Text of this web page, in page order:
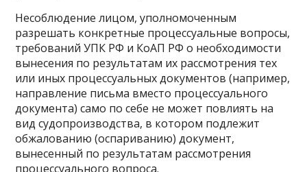
Несоблюдение лицом, уполномоченным
разрешать конкретные процессуальные вопросы,
требований УПК РФ и КоАП РФ о необходимости
вынесения по результатам их рассмотрения тех
или иных процессуальных документов (например,
направление письма вместо процессуального
документа) само по себе не может повлиять на
вид судопроизводства, в котором подлежит
обжалованию (оспариванию) документ,
вынесенный по результатам рассмотрения
процессуального вопроса.